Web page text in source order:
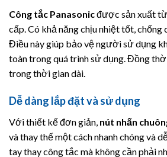
Công tắc Panasonicđược sản xuất
cấp. Có khả năng chịu nhiệt tốt, chống
Điều này giúp bảo vệ người sử dụng
toàn trong quá trình sử dụng. Đồng
trong thời gian dài.
Dễ dàng lắp đặt và sử dụng
Với thiết kế đơn giản, nút nhấn
và thay thế một cách nhanh chóng và
tay thay công tắc mà không cần phải